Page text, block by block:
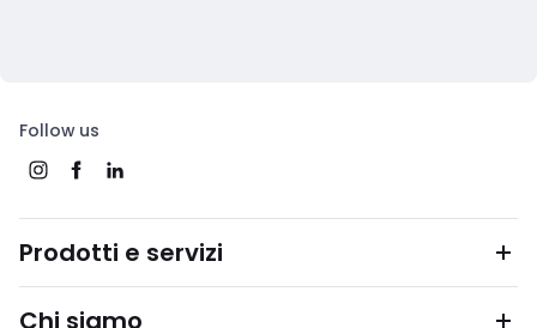
Follow us
Prodotti e servizi
Chi siamo